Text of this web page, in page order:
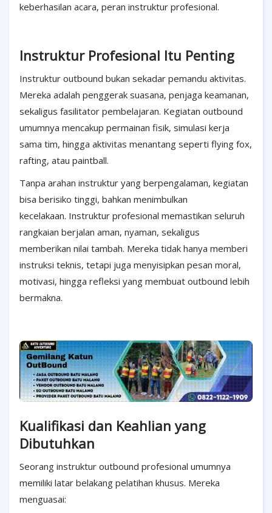
keberhasilan acara, peran instruktur profesional.
Instruktur Profesional Itu Penting
Instruktur outbound bukan sekadar pemandu aktivitas.
Mereka adalah penggerak suasana, penjaga keamanan,
sekaligus fasilitator pembelajaran. Kegiatan outbound
umumnya mencakup permainan fisik, simulasi kerja
sama tim, hingga aktivitas menantang seperti flying fox,
rafting, atau paintball.
Tanpa arahan instruktur yang berpengalaman, kegiatan
bisa berisiko tinggi, bahkan menimbulkan
kecelakaan. Instruktur profesional memastikan seluruh
rangkaian berjalan aman, nyaman, sekaligus
memberikan nilai tambah. Mereka tidak hanya memberi
instruksi teknis, tetapi juga menyisipkan pesan moral,
motivasi, hingga refleksi yang membuat outbound lebih
bermakna.
Kualifikasi dan Keahlian yang
Dibutuhkan
Seorang instruktur outbound profesional umumnya
memiliki latar belakang pelatihan khusus. Mereka
menguasai: